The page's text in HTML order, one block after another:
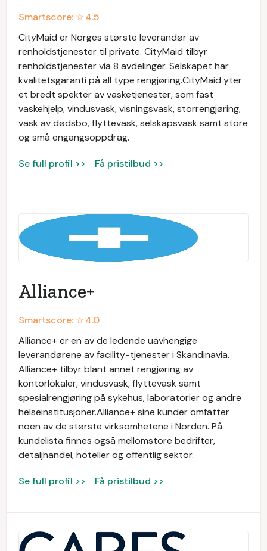
Smartscore: ☆4.5
CityMaid er Norges største leverandør av
renholdstjenester til private. CityMaid tilbyr
renholdstjenester via 8 avdelinger. Selskapet har
kvalitetsgaranti på all type rengjøring.CityMaid yter
et bredt spekter av vasketjenester, som fast
vaskehjelp, vindusvask, visningsvask, storrengjøring,
vask av dødsbo, flyttevask, selskapsvask samt store
og små engangsoppdrag.
Se full profil >> Få pristilbud >>
Alliance+
Smartscore: ☆4.0
Alliance+ er en av de ledende uavhengige
leverandørene av facility-tjenester i Skandinavia.
Alliance+ tilbyr blant annet rengjøring av
kontorlokaler, vindusvask, flyttevask samt
spesialrengjøring på sykehus, laboratorier og andre
helseinstitusjoner.Alliance+ sine kunder omfatter
noen av de største virksomhetene i Norden. På
kundelista finnes også mellomstore bedrifter,
detaljhandel, hoteller og offentlig sektor.
Se full profil >> Få pristilbud >>